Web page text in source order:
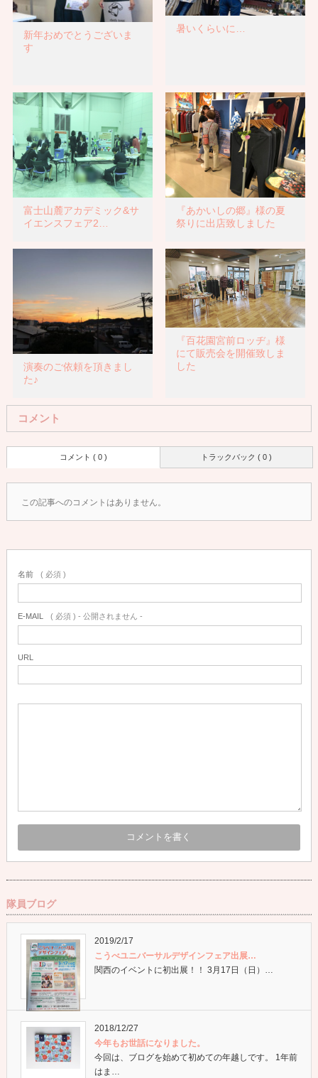
新年おめでとうございま
す
暑いくらいに…
富士山麓アカデミック&サ
イエンスフェア2…
『あかいしの郷』様の夏
祭りに出店致しました
演奏のご依頼を頂きまし
た♪
『百花園宮前ロッヂ』様
にて販売会を開催致しま
した
コメント
トラックバック ( 0 )
コメント ( 0 )
この記事へのコメントはありません。
名前 ( 必須 )
E-MAIL ( 必須 ) - 公開されません -
URL
隊員ブログ
2019/2/17
こうべユニバーサルデザインフェア出展…
関西のイベントに初出展！！ 3月17日（日）…
2018/12/27
今年もお世話になりました。
今回は、ブログを始めて初めての年越しです。 1年前
はま…